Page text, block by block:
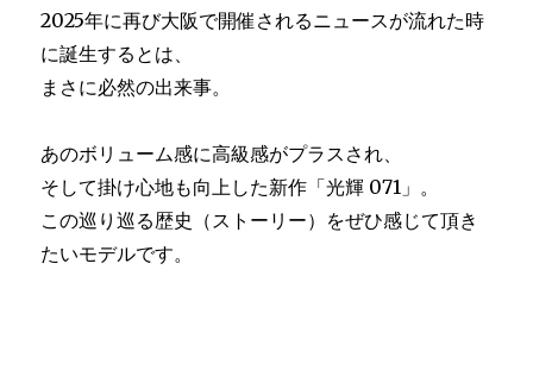
2025年に再び大阪で開催されるニュースが流れた時
に誕生するとは、
まさに必然の出来事。
あのボリューム感に高級感がプラスされ、
そして掛け心地も向上した新作「光輝 071」。
この巡り巡る歴史（ストーリー）をぜひ感じて頂き
たいモデルです。